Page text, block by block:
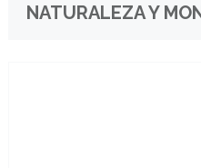
NATURALEZA Y